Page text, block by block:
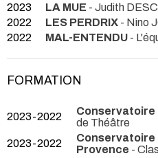
2023 LA MUE - Judith
2022
LES PERDRIX - Nino
2022
MAL-ENTENDU -
FORMATION
2023-2022 Conservatoire
de Théâtre
2023-2022
Conservatoire
Provence -